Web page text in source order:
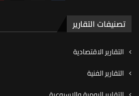
تصنيفات التقارير
التقارير الاقتصادية
التقارير الفنية